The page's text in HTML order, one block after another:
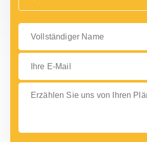
Vollständiger Name
Ihre E-Mail
Erzählen Sie uns von Ihren Plänen